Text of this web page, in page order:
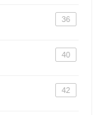
36
40
42